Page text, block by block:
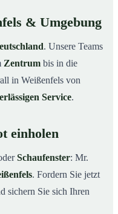
& Umgebung
. Unsere Teams
Zentrum bis in die
in Weißenfels von
Service.
einholen
Schaufenster: Mr.
. Fordern Sie jetzt
sichern Sie sich Ihren